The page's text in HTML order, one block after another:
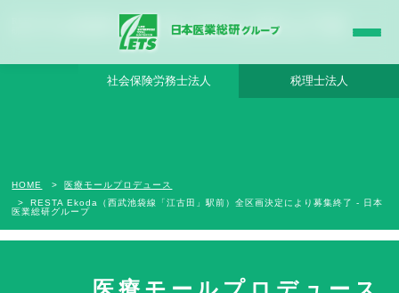
RESTA Ekoda（西武池袋線「江古田」駅前）全区画決定により募集終了 - 日本医業総
研グループ |日本医業総研｜医院開業・承継・クリニック経営支援・医療モール開発
社会保険労務士法人 税理士法人
HOME
医療モールプロデュース
RESTA Ekoda（西武池袋線「江古田」駅前）全区画決定により募集終了 - 日本
医業総研グループ